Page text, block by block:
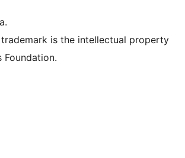
trademark is the intellectual property
Foundation.